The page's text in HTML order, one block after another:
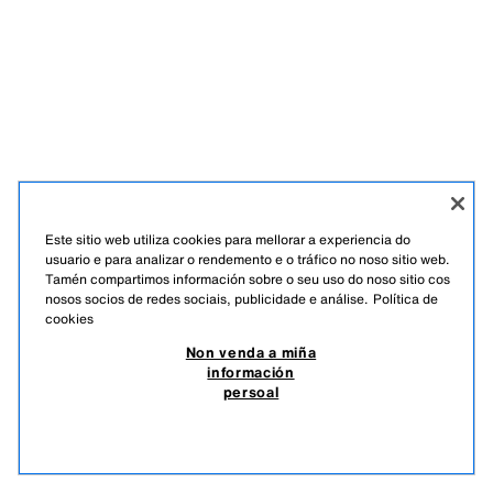
Este sitio web utiliza cookies para mellorar a experiencia do
usuario e para analizar o rendemento e o tráfico no noso sitio web.
Tamén compartimos información sobre o seu uso do noso sitio cos
nosos socios de redes sociais, publicidade e análise. Política de
cookies
Non venda a miña
información
persoal